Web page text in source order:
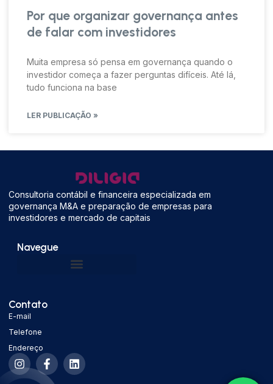
Por que organizar governança antes
de falar com investidores
Muita empresa só pensa em governança quando o
investidor começa a fazer perguntas difíceis. Até lá,
tudo funciona na base
LER PUBLICAÇÃO »
Consultoria contábil e financeira especializada em
governança M&A e preparação de empresas para
investidores e mercado de capitais
Navegue
Contato
E-mail
Telefone
Endereço